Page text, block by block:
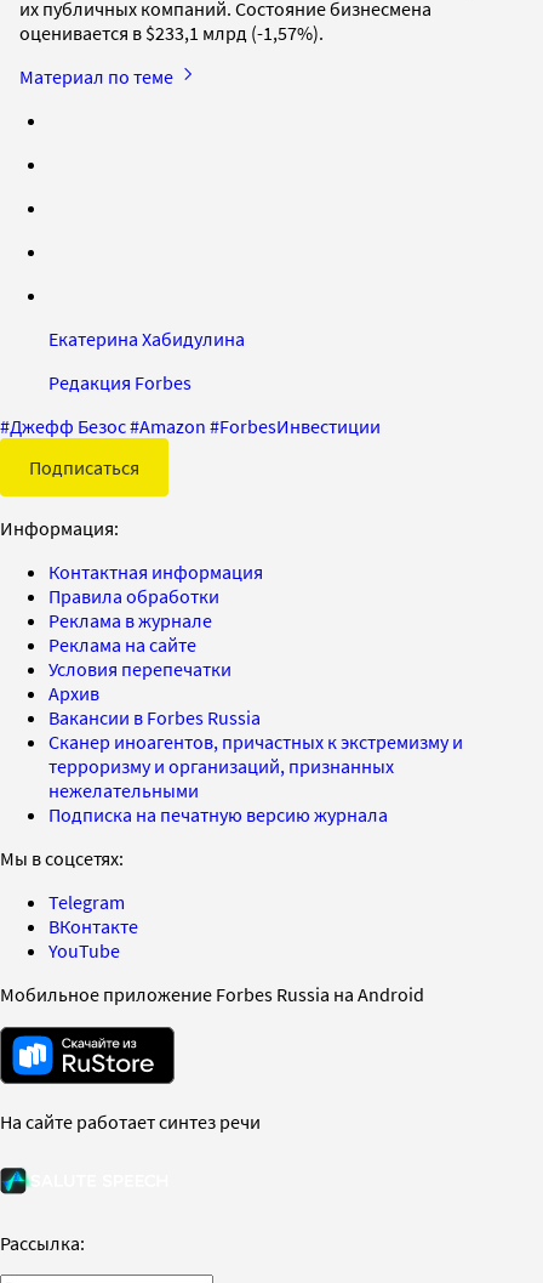
их публичных компаний. Состояние бизнесмена
оценивается в $233,1 млрд (-1,57%).
Материал по теме
Екатерина Хабидулина
Редакция Forbes
#Джефф Безос#Amazon #ForbesИнвестиции
Подписаться
Информация:
Контактная информация
Правила обработки
Реклама в журнале
Реклама на сайте
Условия перепечатки
Архив
Вакансии в Forbes Russia
Сканер иноагентов, причастных к экстремизму и
терроризму и организаций, признанных
нежелательными
Подписка на печатную версию журнала
Мы в соцсетях:
Telegram
ВКонтакте
YouTube
Мобильное приложение Forbes Russia на Android
На сайте работает синтез речи
Рассылка: